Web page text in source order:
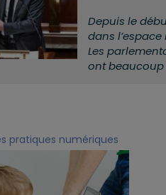
Depuis le
dans
Les
ont beaucoup
pratiques numériques